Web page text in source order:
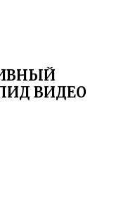
ВИДЕО